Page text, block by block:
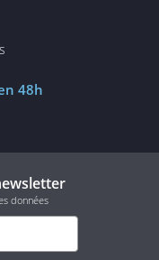
48h
données